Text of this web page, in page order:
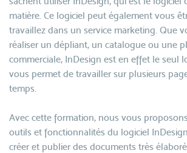
matière. Ce logiciel peut également vous
travaillez dans un service marketing. Que
réaliser un dépliant, un catalogue ou une
commerciale, InDesign est en effet le seul
vous permet de travailler sur plusieurs
temps.
Avec cette formation, nous vous
outils et fonctionnalités du logiciel
créer et publier des documents très